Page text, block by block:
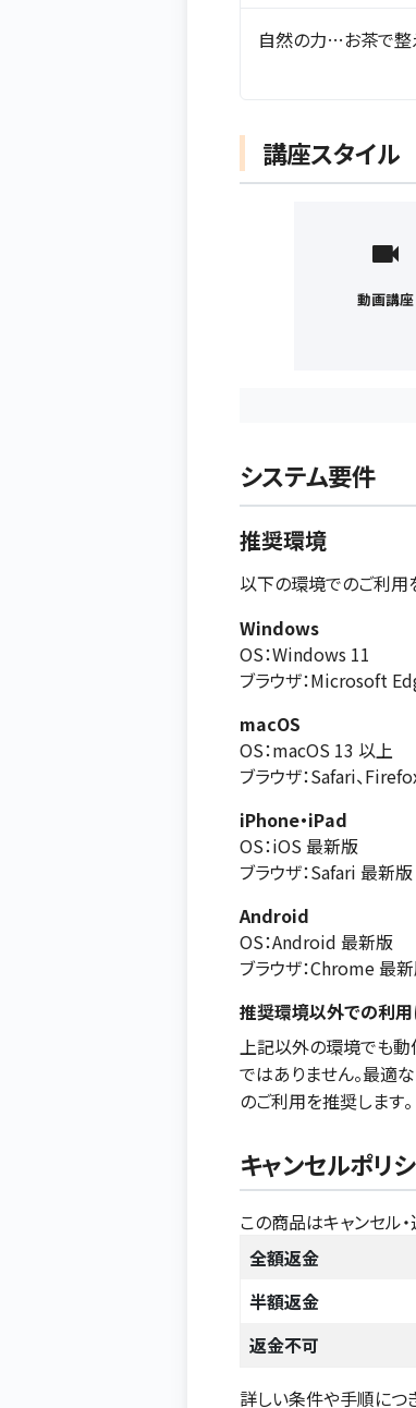
自然の力…お茶で整
講座スタイル
動画講座
システム要件
推奨環境
以下の環境でのご利用
Windows
OS：Windows 11
ブラウザ：Microsoft
macOS
OS：macOS 13 以上
ブラウザ：Safari、
iPhone・iPad
OS：iOS 最新版
ブラウザ：Safari 最新版
Android
OS：Android 最新版
ブラウザ：Chrome 最
推奨環境以外での利用
上記以外の環境でも動
ではありません。最適
のご利用を推奨します。
キャンセルポリ
この商品はキャンセル
全額返金
半額返金
返金不可
詳しい条件や手順につ